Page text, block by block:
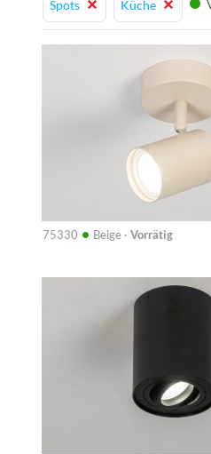
Spots Küche
75330 • Beige · Vorrätig
Info
Info